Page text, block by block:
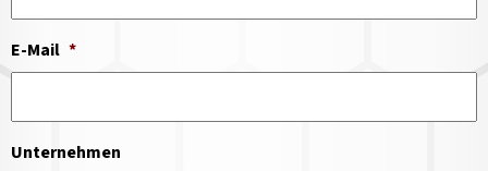
E-Mail *
Unternehmen